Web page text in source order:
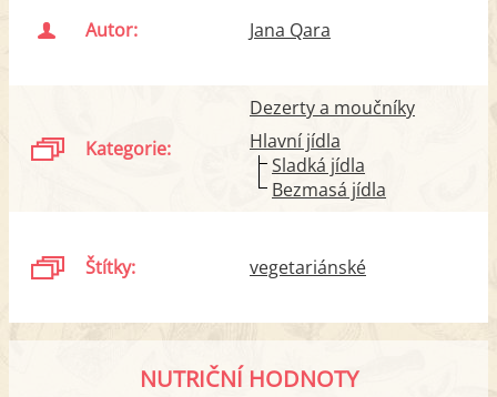
Autor: Jana Qara
Kategorie:
Dezerty a moučníky
Hlavní jídla
Sladká jídla
Bezmasá jídla
Štítky: vegetariánské
NUTRIČNÍ HODNOTY